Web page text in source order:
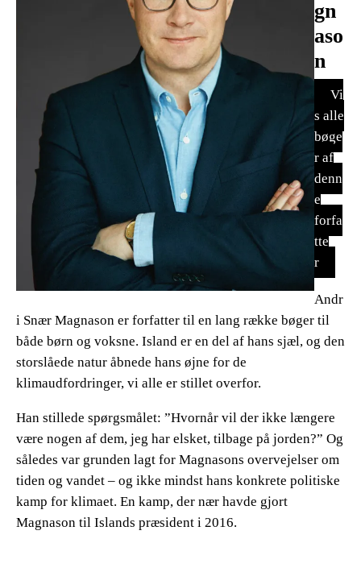
gn
aso
n
Vi
s alle
bøge
r af
denn
e
forfa
tte
r
Andr
i Snær Magnason er forfatter til en lang række bøger til
både børn og voksne. Island er en del af hans sjæl, og den
storslåede natur åbnede hans øjne for de
klimaudfordringer, vi alle er stillet overfor.
Han stillede spørgsmålet: ”Hvornår vil der ikke længere
være nogen af dem, jeg har elsket, tilbage på jorden?” Og
således var grunden lagt for Magnasons overvejelser om
tiden og vandet – og ikke mindst hans konkrete politiske
kamp for klimaet. En kamp, der nær havde gjort
Magnason til Islands præsident i 2016.